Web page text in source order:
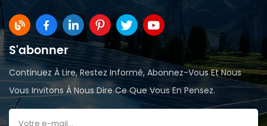
S'abonner
Continuez À Lire, Restez Informé, Abonnez-Vous Et Nous
Vous Invitons À Nous Dire Ce Que Vous En Pensez.